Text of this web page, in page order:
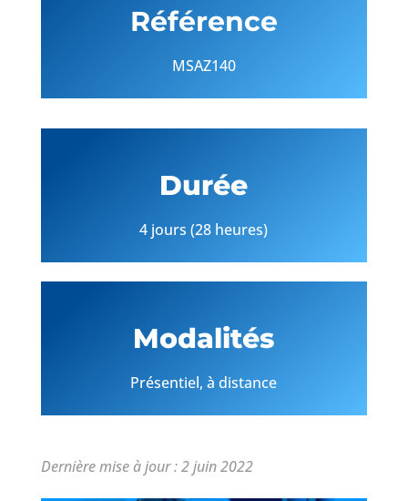
Référence
MSAZ140
Durée
4 jours (28 heures)
Modalités
Présentiel, à distance
Dernière mise à jour : 2 juin 2022